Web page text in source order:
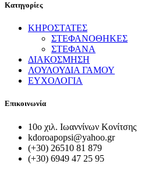
Κατηγορίες
ΚΗΡΟΣΤΑΤΕΣ
ΣΤΕΦΑΝΟΘΗΚΕΣ
ΣΤΕΦΑΝΑ
ΔΙΑΚΟΣΜΗΣΗ
ΛΟΥΛΟΥΔΙΑ ΓΑΜΟΥ
ΕΥΧΟΛΟΓΙΑ
Επικοινωνία
10ο χιλ. Ιωαννίνων Κονίτσης
kdoroapopsi@yahoo.gr
(+30) 26510 81 879
(+30) 6949 47 25 95